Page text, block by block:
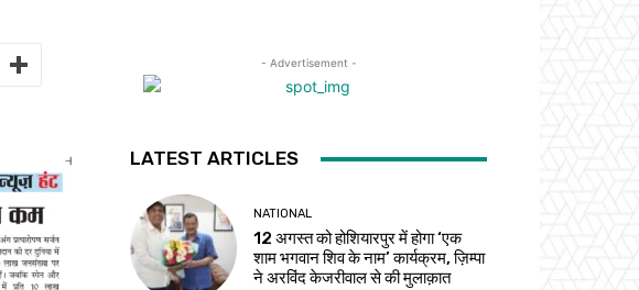
- Advertisement -
LATEST ARTICLES
NATIONAL
12 अगस्त को होशियारपुर में होगा ‘एक
शाम भगवान शिव के नाम’ कार्यक्रम, ज़िम्पा
ने अरविंद केजरीवाल से की मुलाक़ात